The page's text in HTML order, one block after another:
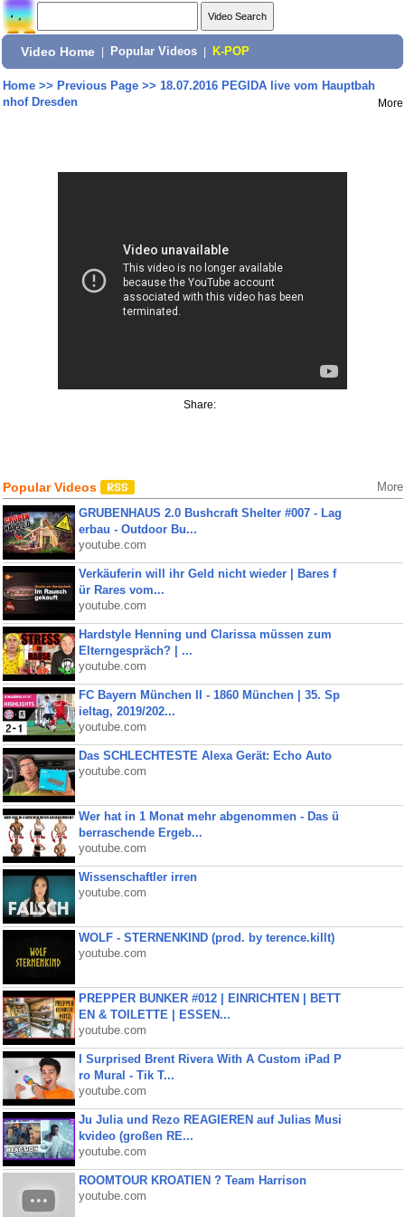
Video Home Popular Videos K-POP
Home>> Previous Page>> 18.07.2016 PEGIDA live vom Hauptbah
nhof Dresden
More
Share:
Popular Videos More
GRUBENHAUS 2.0 Bushcraft Shelter #007 - Lag
erbau - Outdoor Bu...
youtube.com
Verkäuferin will ihr Geld nicht wieder | Bares f
ür Rares vom...
youtube.com
Hardstyle Henning und Clarissa müssen zum
Elterngespräch? | ...
youtube.com
FC Bayern München II - 1860 München | 35. Sp
ieltag, 2019/202...
youtube.com
Das SCHLECHTESTE Alexa Gerät: Echo Auto
youtube.com
Wer hat in 1 Monat mehr abgenommen - Das ü
berraschende Ergeb...
youtube.com
Wissenschaftler irren
youtube.com
WOLF - STERNENKIND (prod. by terence.killt)
youtube.com
PREPPER BUNKER #012 | EINRICHTEN | BETT
EN & TOILETTE | ESSEN...
youtube.com
I Surprised Brent Rivera With A Custom iPad P
ro Mural - Tik T...
youtube.com
Ju Julia und Rezo REAGIEREN auf Julias Musi
kvideo (großen RE...
youtube.com
ROOMTOUR KROATIEN ? Team Harrison
youtube.com